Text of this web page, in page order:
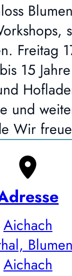
Freitag
15
und
Wir
Aichach
Aichach